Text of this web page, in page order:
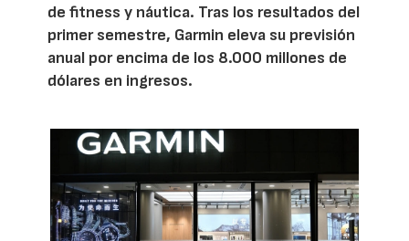
de fitness y náutica. Tras los resultados del
primer semestre, Garmin eleva su previsión
anual por encima de los 8.000 millones de
dólares en ingresos.